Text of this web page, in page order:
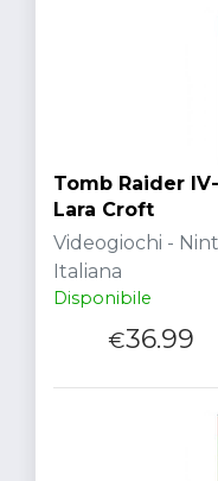
Tomb Raider
Lara Croft
Videogiochi -
Italiana
Disponibile
€36.99